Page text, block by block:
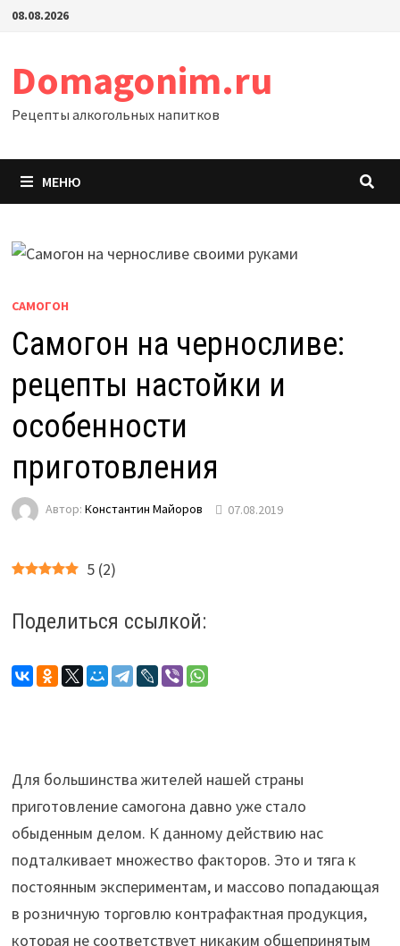
Перейти
08.08.2026
Domagonim.ru
Рецепты алкогольных напитков
МЕНЮ
САМОГОН
Самогон на черносливе:
рецепты настойки и
особенности
приготовления
Автор: Константин Майоров 07.08.2019
5 (2)
Поделиться ссылкой:
Для большинства жителей нашей страны
приготовление самогона давно уже стало
обыденным делом. К данному действию нас
подталкивает множество факторов. Это и тяга к
постоянным экспериментам, и массово попадающая
в розничную торговлю контрафактная продукция,
которая не соответствует никаким общепринятым